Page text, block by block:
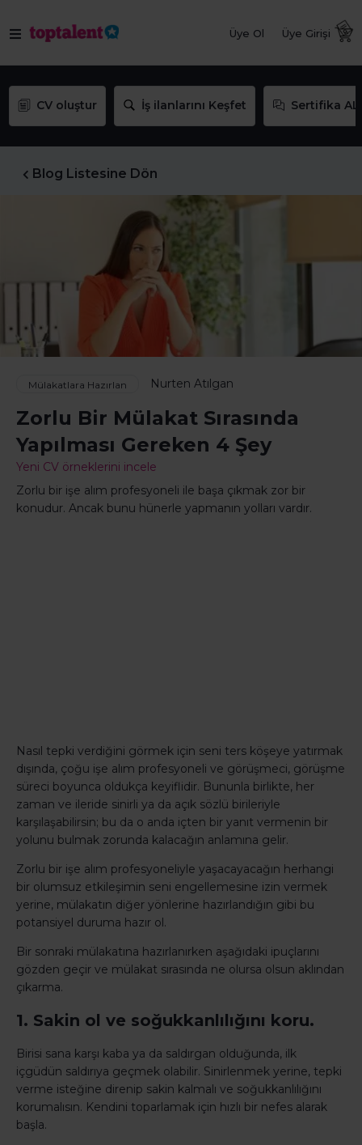
Üye Ol Üye Girişi
CV oluştur İş ilanlarını Keşfet Sertifika AL
Blog Listesine Dön
Mülakatlara Hazırlan Nurten Atılgan
Zorlu Bir Mülakat Sırasında
Yapılması Gereken 4 Şey
Yeni CV örneklerini incele
Zorlu bir işe alım profesyoneli ile başa çıkmak zor bir
konudur. Ancak bunu hünerle yapmanın yolları vardır.
Nasıl tepki verdiğini görmek için seni ters köşeye yatırmak
dışında, çoğu işe alım profesyoneli ve görüşmeci, görüşme
süreci boyunca oldukça keyiflidir. Bununla birlikte, her
zaman ve ileride sinirli ya da açık sözlü birileriyle
karşılaşabilirsin; bu da o anda içten bir yanıt vermenin bir
yolunu bulmak zorunda kalacağın anlamına gelir.
Zorlu bir işe alım profesyoneliyle yaşacayacağın herhangi
bir olumsuz etkileşimin seni engellemesine izin vermek
yerine, mülakatın diğer yönlerine hazırlandığın gibi bu
potansiyel duruma hazır ol.
Bir sonraki mülakatına hazırlanırken aşağıdaki ipuçlarını
gözden geçir ve mülakat sırasında ne olursa olsun aklından
çıkarma.
1. Sakin ol ve soğukkanlılığını koru.
Birisi sana karşı kaba ya da saldırgan olduğunda, ilk
içgüdün saldırıya geçmek olabilir. Sinirlenmek yerine, tepki
verme isteğine direnip sakin kalmalı ve soğukkanlılığını
korumalısın. Kendini toparlamak için hızlı bir nefes alarak
başla.